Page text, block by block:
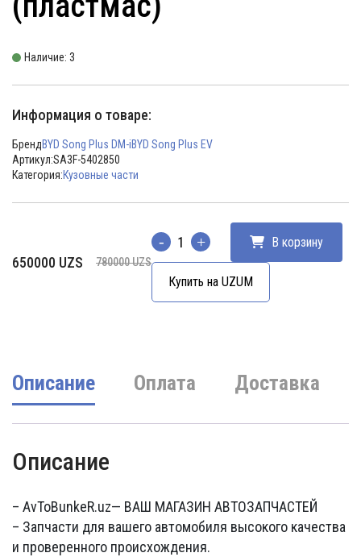
Наличие: 3
Информация о товаре:
БрендBYD Song Plus DM-iBYD Song Plus EV
Артикул:SA3F-5402850
Категория:Кузовные части
780000UZS
Первоначальная
650000 UZS
Текущая
Количество В корзину
Купить на UZUM
Описание Оплата Доставка
Описание
– AvToBunkeR.uz— ВАШ МАГАЗИН АВТОЗАПЧАСТЕЙ
– Запчасти для вашего автомобиля высокого качества
и проверенного происхождения.